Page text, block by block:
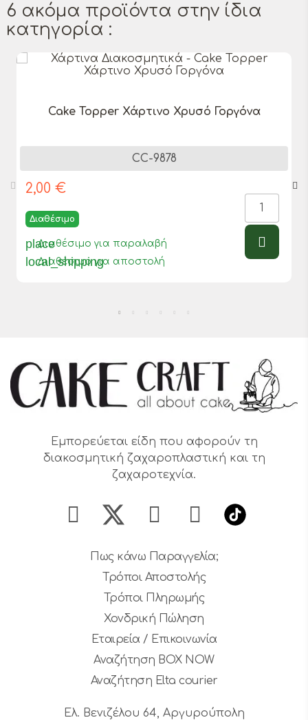
6 ακόμα προϊόντα στην ίδια
κατηγορία :
Cake Topper Χάρτινο Χρυσό Γοργόνα
CC-9878
2,00 €
Διαθέσιμο
place
Διαθέσιμο για παραλαβή
local_shipping
Διαθέσιμο για αποστολή
Εμπορεύεται είδη που αφορούν τη
διακοσμητική ζαχαροπλαστική και τη
ζαχαροτεχνία.
Πως κάνω Παραγγελία;
Τρόποι Αποστολής
Τρόποι Πληρωμής
Χονδρική Πώληση
Εταιρεία / Επικοινωνία
Αναζήτηση BOX NOW
Αναζήτηση Elta courier
Ελ. Βενιζέλου 64, Αργυρούπολη